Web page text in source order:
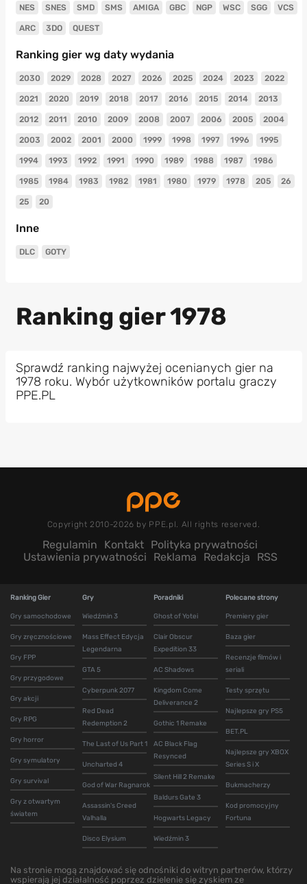
NES SNES SMD SMS AMIGA GBC NGP WSC SGG VCS
ARC 3DO QUEST
Ranking gier wg daty wydania
2030 2029 2028 2027 2026 2025 2024 2023 2022
2021 2020 2019 2018 2017 2016 2015 2014 2013
2012 2011 2010 2009 2008 2007 2006 2005 2004
2003 2002 2001 2000 1999 1998 1997 1996 1995
1994 1993 1992 1991 1990 1989 1988 1987 1986
1985 1984 1983 1982 1981 1980 1979 1978 205 26
25 20
Inne
DLC GOTY
Ranking gier 1978
Sprawdź ranking najwyżej ocenianych gier na
1978 roku. Wybór użytkowników portalu graczy
PPE.PL
Copyright 2010-2026 by PPE.pl. All rights reserved.
Regulamin Kontakt Polityka prywatności
Ustawienia prywatności
Reklama Redakcja RSS
Ranking Gier
Gry samochodowe
Gry zręcznościowe
Gry FPP
Gry przygodowe
Gry akcji
Gry RPG
Gry horror
Gry symulatory
Gry survival
Gry z otwartym
światem
Gry
Wiedźmin 3
Mass Effect Edycja
Legendarna
GTA 5
Cyberpunk 2077
Red Dead
Redemption 2
The Last of Us Part 1
Uncharted 4
God of War Ragnarok
Assassin's Creed
Valhalla
Disco Elysium
Poradniki
Ghost of Yotei
Clair Obscur
Expedition 33
AC Shadows
Kingdom Come
Deliverance 2
Gothic 1 Remake
AC Black Flag
Resynced
Silent Hill 2 Remake
Baldurs Gate 3
Hogwarts Legacy
Wiedźmin 3
Polecane strony
Premiery gier
Baza gier
Recenzje filmów i
seriali
Testy sprzętu
Najlepsze gry PS5
BET.PL
Najlepsze gry XBOX
Series S i X
Bukmacherzy
Kod promocyjny
Fortuna
Na stronie mogą znajdować się odnośniki do witryn partnerów, którzy
wspierają jej działalność poprzez dzielenie się zyskiem ze